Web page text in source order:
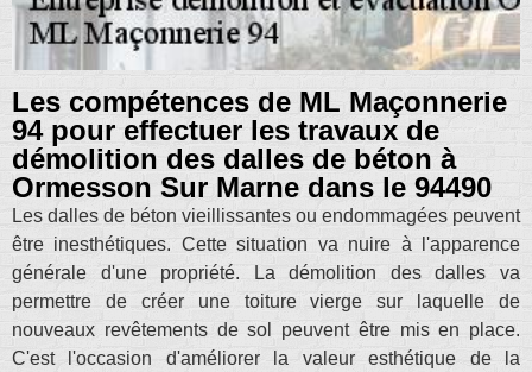
Les compétences de ML Maçonnerie
94 pour effectuer les travaux de
démolition des dalles de béton à
Ormesson Sur Marne dans le 94490
Les dalles de béton vieillissantes ou endommagées peuvent
être inesthétiques. Cette situation va nuire à l'apparence
générale d'une propriété. La démolition des dalles va
permettre de créer une toiture vierge sur laquelle de
nouveaux revêtements de sol peuvent être mis en place.
C'est l'occasion d'améliorer la valeur esthétique de la